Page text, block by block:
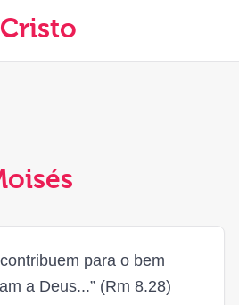
para o bem
a Deus...” (Rm 8.28)